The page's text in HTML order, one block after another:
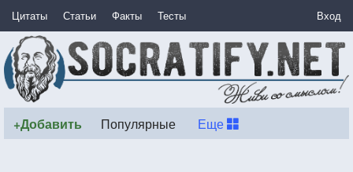
Цитаты Статьи Факты Тесты Вход
+Добавить Популярные Еще